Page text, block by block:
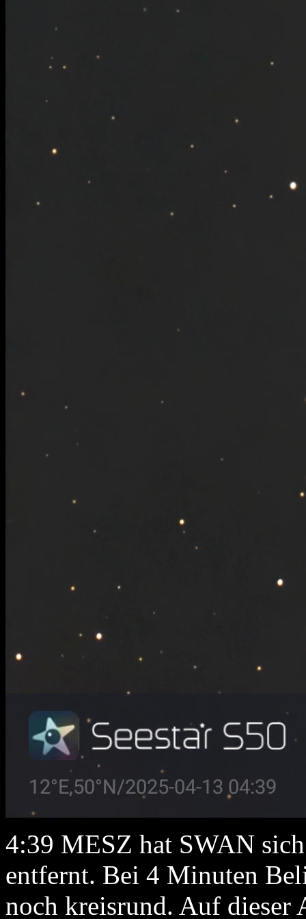
4:39 MESZ hat SWAN
entfernt. Bei 4 Minuten
noch kreisrund. Auf dieser